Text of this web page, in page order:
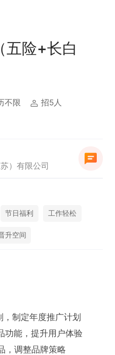
五险+长白
不限 招5人
）有限公司
节日福利 工作轻松
升空间
，制定年度推广计划
功能，提升用户体验
，调整品牌策略